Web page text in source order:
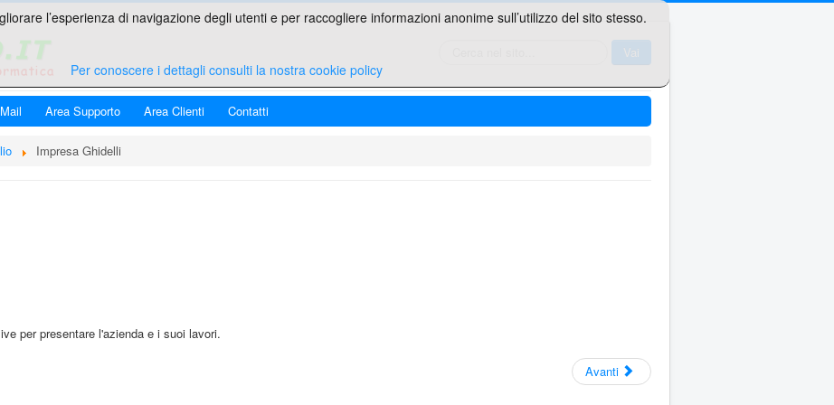
Vai
Area Supporto Area Clienti Contatti
Impresa Ghidelli
per presentare l'azienda e i suoi lavori.
Avanti
l’esperienza di navigazione degli utenti e per raccogliere informazioni anonime sull’utilizzo del sito stesso.
Per conoscere i dettagli consulti la nostra cookie policy